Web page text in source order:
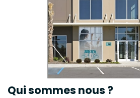
Qui sommes nous ?